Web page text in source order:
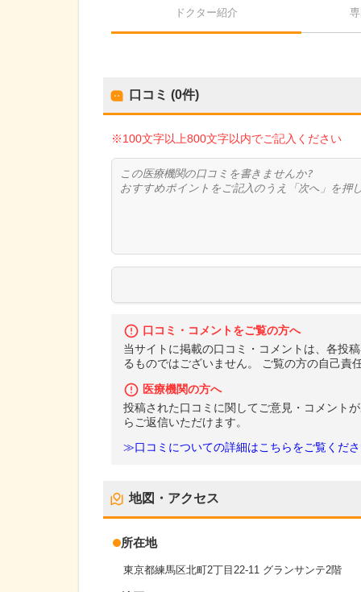
ドクター紹介
口コミ (0件)
※100文字以上800文字以内でご記入ください
口コミ・コメントをご覧の方へ
当サイトに掲載の口コミ・コメントは、各投
るものではございません。 ご覧の方の自己責
医療機関の方へ
投稿された口コミに関してご意見・コメント
らご返信いただけます。
≫口コミについての詳細はこちらをご覧くださ
地図・アクセス
所在地
東京都練馬区北町2丁目22-11 グランサンテ2階